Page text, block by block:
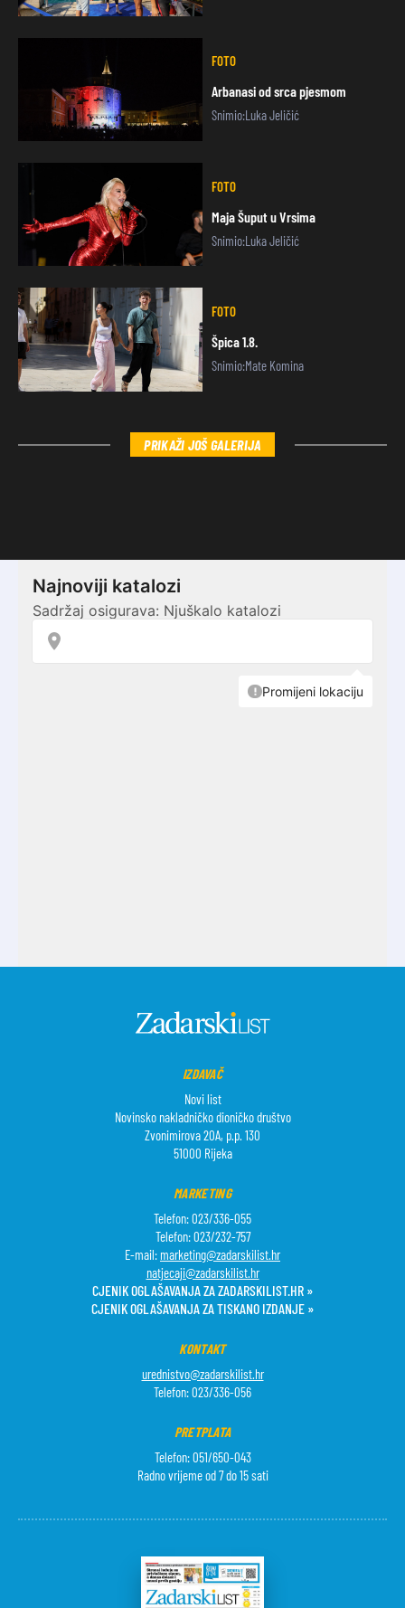
FOTO
Arbanasi od srca pjesmom
Snimio:Luka Jeličić
FOTO
Maja Šuput u Vrsima
Snimio:Luka Jeličić
FOTO
Špica 1.8.
Snimio:Mate Komina
PRIKAŽI JOŠ GALERIJA
IZDAVAČ
Novi list
Novinsko nakladničko dioničko društvo
Zvonimirova 20A, p.p. 130
51000 Rijeka
MARKETING
Telefon: 023/336-055
Telefon: 023/232-757
E-mail: marketing@zadarskilist.hr
natjecaji@zadarskilist.hr
CJENIK OGLAŠAVANJA ZA ZADARSKILIST.HR »
CJENIK OGLAŠAVANJA ZA TISKANO IZDANJE »
KONTAKT
urednistvo@zadarskilist.hr
Telefon: 023/336-056
PRETPLATA
Telefon: 051/650-043
Radno vrijeme od 7 do 15 sati